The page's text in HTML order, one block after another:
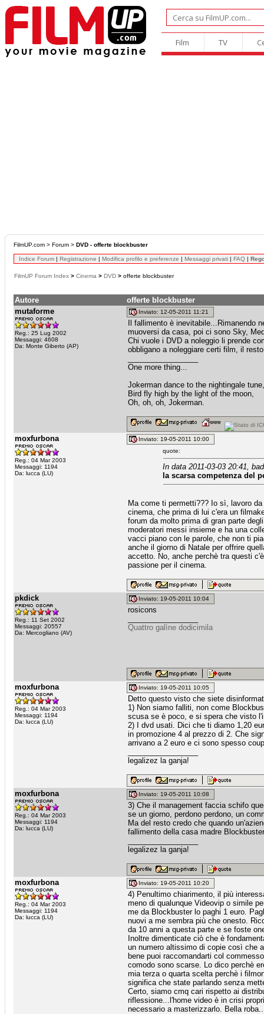
Film TV
FilmUP.com > Forum > DVD - offerte blockbuster
Indice Forum | Registrazione | Modifica profilo e preferenze | Messaggi privati | FAQ |
FilmUP Forum Index > Cinema > DVD > offerte blockbuster
Autore
offerte blockbuster
mutaforme
Reg.: 25 Lug 2002
Messaggi: 4608
Da: Monte Giberto (AP)
Inviato: 12-05-2011 11:21
Il fallimento è inevitabile...Rimanendo
muoversi da casa, poi ci sono Sky,
Chi vuole i DVD a noleggio li prende
obbligano a noleggiare certi film, il
One more thing...
Jokerman dance to the nightingale tune,
Bird fly high by the light of the moon,
Oh, oh, oh, Jokerman.
moxfurbona
Reg.: 04 Mar 2003
Messaggi: 1194
Da: lucca (LU)
Inviato: 19-05-2011 10:00
quote:
In data 2011-03-03 20:41,
la scarsa competenza del
Ma come ti permetti??? Io sì, lavoro
cinema, che prima di lui c'era un
forum da molto prima di gran parte
moderatori messi insieme e ha una
vacci piano con le parole, che non ti
anche il giorno di Natale per offrire
accetto. No, anche perchè tra questi
passione per il cinema.
pkdick
Reg.: 11 Set 2002
Messaggi: 20557
Da: Mercogliano (AV)
Inviato: 19-05-2011 10:04
rosicons
Quattro galìne dodicimila
moxfurbona
Reg.: 04 Mar 2003
Messaggi: 1194
Da: lucca (LU)
Inviato: 19-05-2011 10:05
Detto questo visto che siete
1) Non siamo falliti, non come
scusa se è poco, e si spera che visto
2) I dvd usati. Dici che ti diamo 1,20
in promozione 4 al prezzo di 2. Che
arrivano a 2 euro e ci sono spesso
legalizez la ganja!
moxfurbona
Reg.: 04 Mar 2003
Messaggi: 1194
Da: lucca (LU)
Inviato: 19-05-2011 10:08
3) Che il management faccia schifo
se un giorno, perdono perdono, un
Ma del resto credo che quando
fallimento della casa madre
legalizez la ganja!
moxfurbona
Reg.: 04 Mar 2003
Messaggi: 1194
Da: lucca (LU)
Inviato: 19-05-2011 10:20
4) Penultimo chiarimento, il più
meno di qualunque Videovip o simile
me da Blockbuster lo paghi 1 euro.
nuovi a me sembra più che onesto.
da 10 anni a questa parte e se foste
Inoltre dimenticate ciò che è
un numero altissimo di copie così che
bene puoi raccomandarti col
comodo sono scarse. Lo dico perchè
mia terza o quarta scelta perchè i
significa che state parlando senza
Certo, siamo cmq cari rispetto ai
riflessione...l'home video è in crisi
necessario a masterizzarlo. Bella